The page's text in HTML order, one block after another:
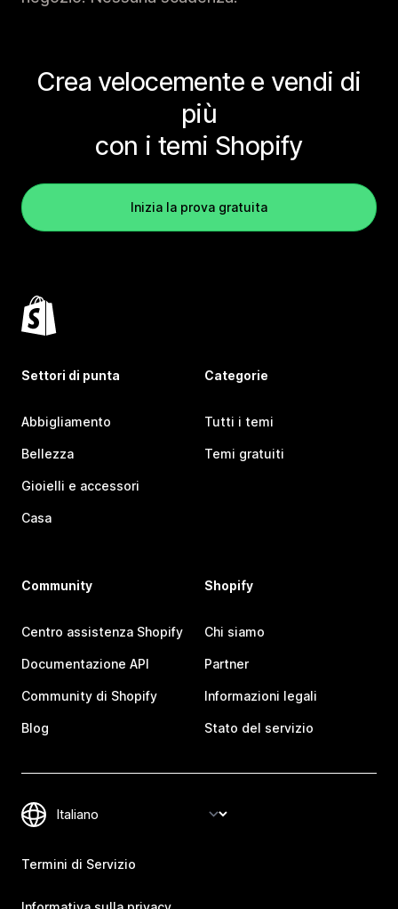
Crea velocemente e vendi di
più
con i temi Shopify
Inizia la prova gratuita
Settori di punta
Abbigliamento
Bellezza
Gioielli e accessori
Casa
Categorie
Tutti i temi
Temi gratuiti
Community
Centro assistenza Shopify
Documentazione API
Community di Shopify
Blog
Shopify
Chi siamo
Partner
Informazioni legali
Stato del servizio
Termini di Servizio